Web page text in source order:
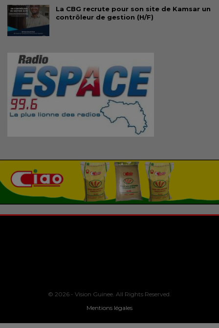
La CBG recrute pour son site de Kamsar un
contrôleur de gestion (H/F)
© 2026 - Vision Guinee. All Rights Reserved.
Mentions légales